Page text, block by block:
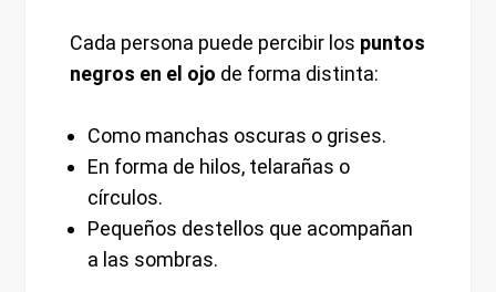
Cada persona puede percibir los puntos
negros en el ojo de forma distinta:
Como manchas oscuras o grises.
En forma de hilos, telarañas o
círculos.
Pequeños destellos que acompañan
a las sombras.